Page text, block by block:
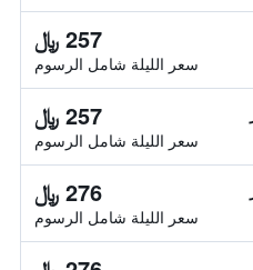
257 ﷼
سعر الليلة شامل الرسوم
257 ﷼
سعر الليلة شامل الرسوم
276 ﷼
سعر الليلة شامل الرسوم